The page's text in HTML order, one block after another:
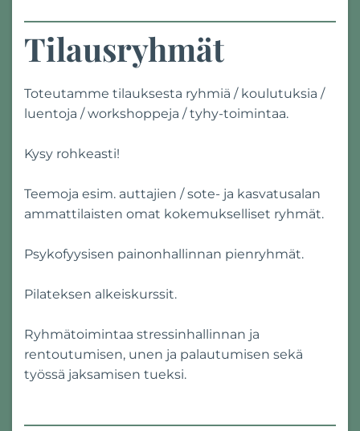
Tilausryhmät
Toteutamme tilauksesta ryhmiä / koulutuksia /
luentoja / workshoppeja / tyhy-toimintaa.
Kysy rohkeasti!
Teemoja esim. auttajien / sote- ja kasvatusalan
ammattilaisten omat kokemukselliset ryhmät.
Psykofyysisen painonhallinnan pienryhmät.
Pilateksen alkeiskurssit.
Ryhmätoimintaa stressinhallinnan ja
rentoutumisen, unen ja palautumisen sekä
työssä jaksamisen tueksi.